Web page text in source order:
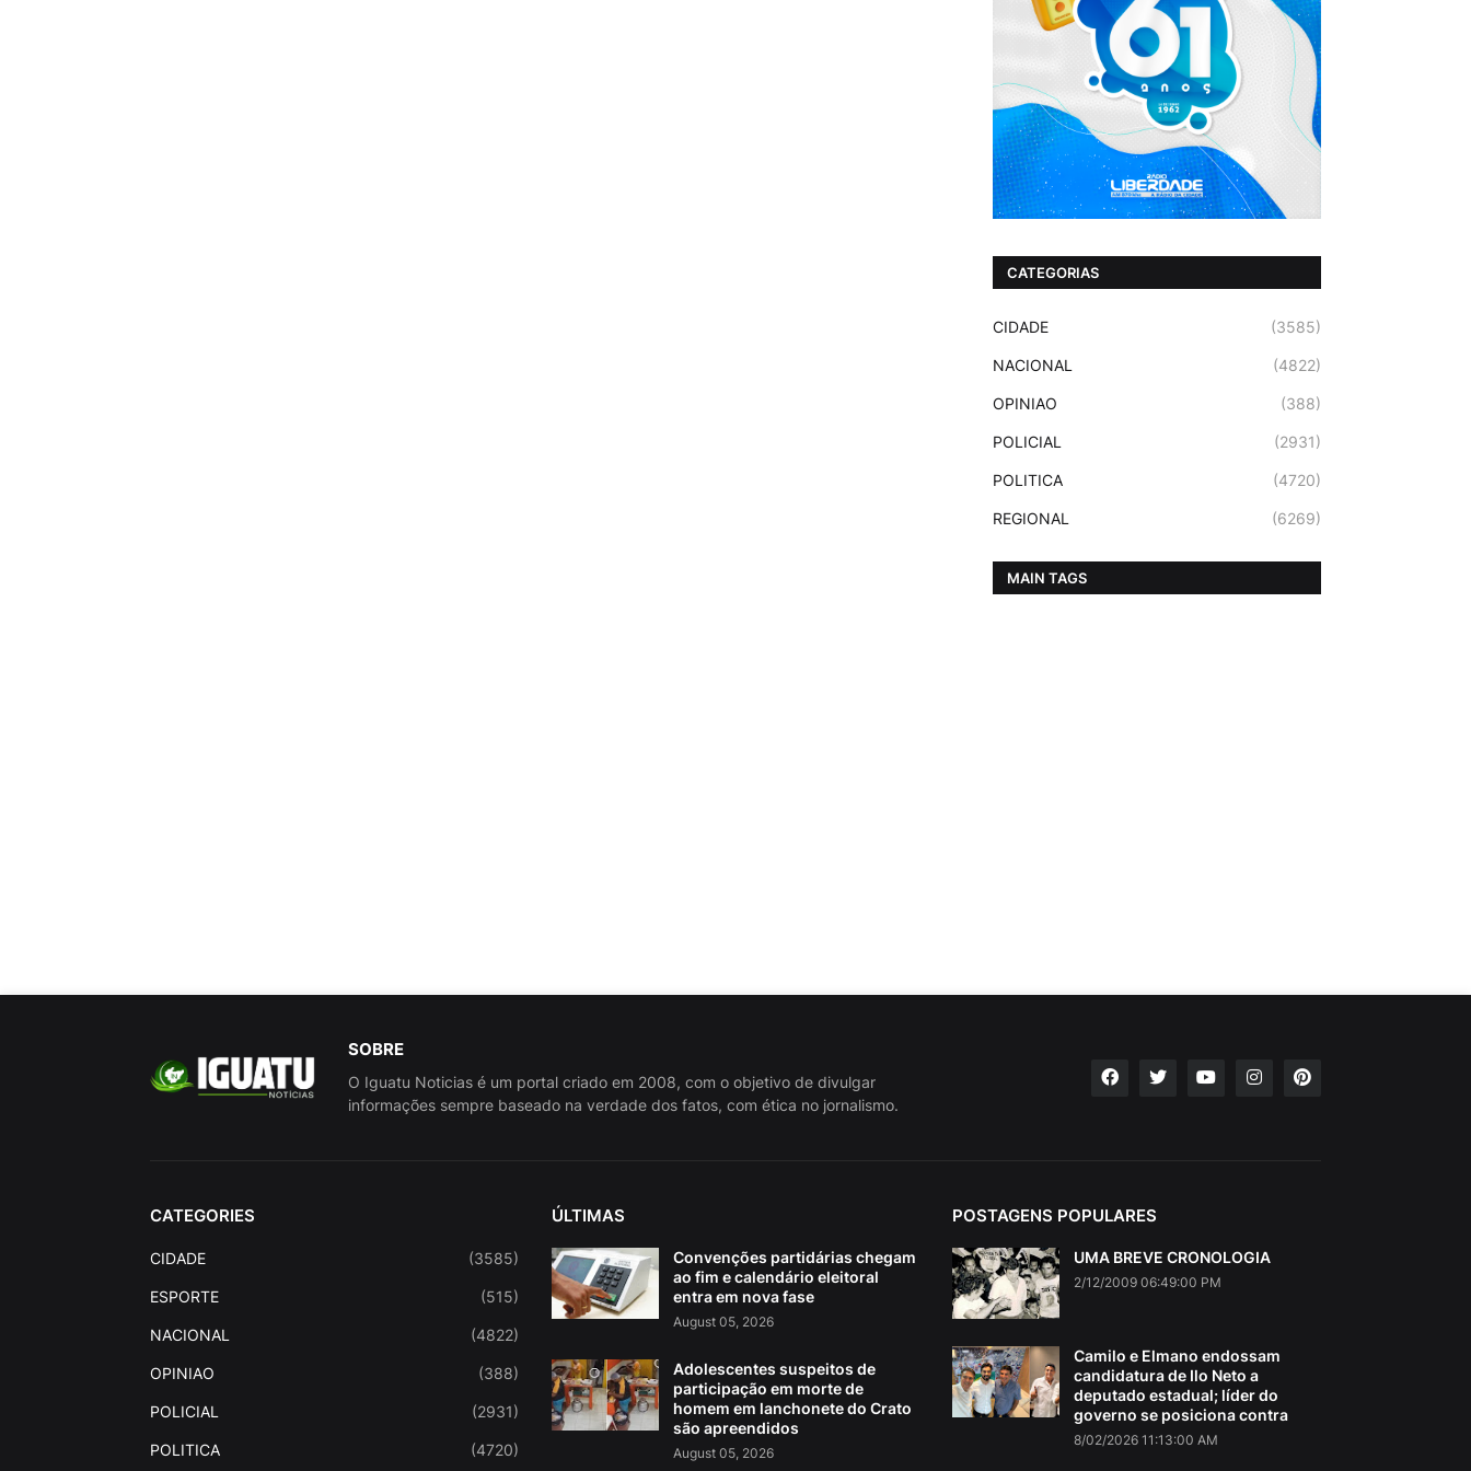
CATEGORIAS
CIDADE (3585)
NACIONAL (4822)
OPINIAO (388)
POLICIAL (2931)
POLITICA (4720)
REGIONAL (6269)
MAIN TAGS
SOBRE
O Iguatu Noticias é um portal criado em 2008, com o objetivo de divulgar
informações sempre baseado na verdade dos fatos, com ética no jornalismo.
CATEGORIES
CIDADE (3585)
ESPORTE (515)
NACIONAL (4822)
OPINIAO (388)
POLICIAL (2931)
POLITICA (4720)
ÚLTIMAS
Convenções partidárias chegam
ao fim e calendário eleitoral
entra em nova fase
August 05, 2026
Adolescentes suspeitos de
participação em morte de
homem em lanchonete do Crato
são apreendidos
August 05, 2026
POSTAGENS POPULARES
UMA BREVE CRONOLOGIA
2/12/2009 06:49:00 PM
Camilo e Elmano endossam
candidatura de Ilo Neto a
deputado estadual; líder do
governo se posiciona contra
8/02/2026 11:13:00 AM